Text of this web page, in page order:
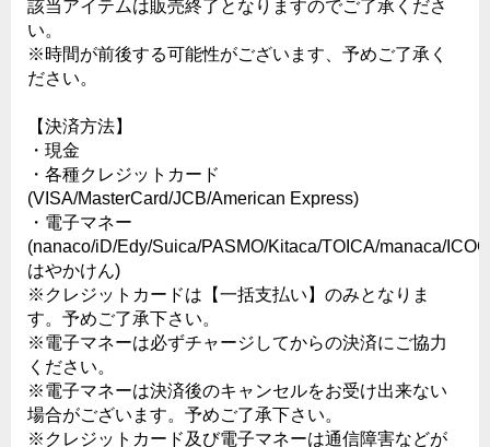
該当アイテムは販売終了となりますのでご了承くださ
い。
※時間が前後する可能性がございます、予めご了承く
ださい。
【決済方法】
・現金
・各種クレジットカード
(VISA/MasterCard/JCB/American Express)
・電子マネー
(nanaco/iD/Edy/Suica/PASMO/Kitaca/TOICA/manaca/
はやかけん)
※クレジットカードは【一括支払い】のみとなりま
す。予めご了承下さい。
※電子マネーは必ずチャージしてからの決済にご協力
ください。
※電子マネーは決済後のキャンセルをお受け出来ない
場合がございます。予めご了承下さい。
※クレジットカード及び電子マネーは通信障害などが